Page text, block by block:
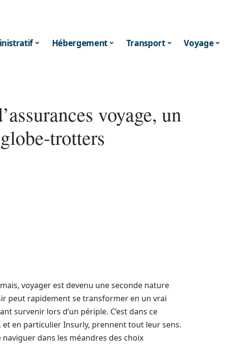
Hébergement Transport Voyage
voyage, un
trotters
voyager est devenu une seconde nature
peut rapidement se transformer en un vrai
survenir lors d’un périple. C’est dans ce
et en particulier Insurly, prennent tout leur sens.
dans les méandres des choix